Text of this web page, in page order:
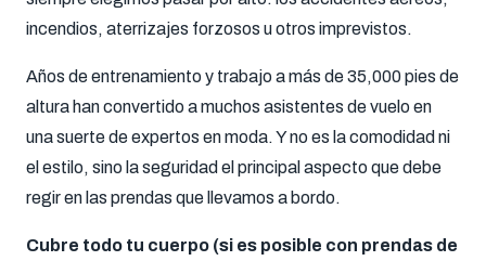
incendios, aterrizajes forzosos u otros imprevistos.
Años de entrenamiento y trabajo a más de 35,000 pies de
altura han convertido a muchos asistentes de vuelo en
una suerte de expertos en moda. Y no es la comodidad ni
el estilo, sino la seguridad el principal aspecto que debe
regir en las prendas que llevamos a bordo.
Cubre todo tu cuerpo (si es posible con prendas de